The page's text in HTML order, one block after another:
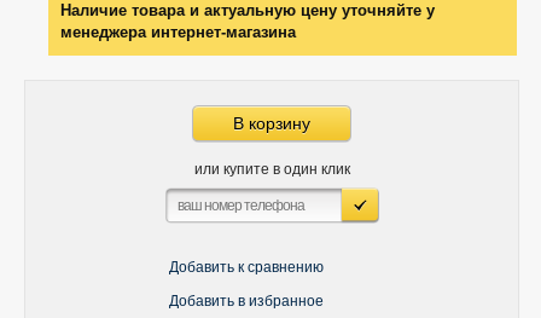
Наличие товара и актуальную цену уточняйте у
менеджера интернет-магазина
В корзину
или купите в один клик
Добавить к сравнению
Добавить в избранное